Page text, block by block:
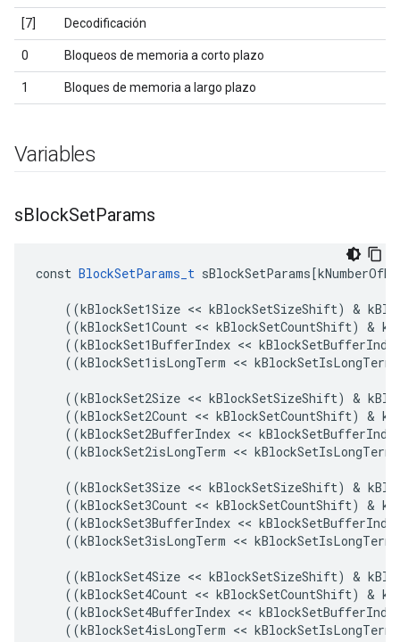
[7] Decodificación
0 Bloqueos de memoria a corto plazo
1 Bloques de memoria a largo plazo
Variables
sBlockSetParams
const BlockSetParams_t sBlockSetParams[
((kBlockSet1Size << kBlockSetSizeShift) &
((kBlockSet1Count << kBlockSetCountShift) &
((kBlockSet1BufferIndex <<
((kBlockSet1isLongTerm <<
((kBlockSet2Size << kBlockSetSizeShift) &
((kBlockSet2Count << kBlockSetCountShift) &
((kBlockSet2BufferIndex <<
((kBlockSet2isLongTerm <<
((kBlockSet3Size << kBlockSetSizeShift) &
((kBlockSet3Count << kBlockSetCountShift) &
((kBlockSet3BufferIndex <<
((kBlockSet3isLongTerm <<
((kBlockSet4Size << kBlockSetSizeShift) &
((kBlockSet4Count << kBlockSetCountShift) &
((kBlockSet4BufferIndex <<
((kBlockSet4isLongTerm <<